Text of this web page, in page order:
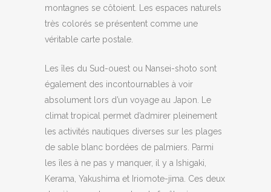
montagnes se côtoient. Les espaces naturels
très colorés se présentent comme une
véritable carte postale.
Les îles du Sud-ouest ou Nansei-shoto sont
également des incontournables à voir
absolument lors d’un voyage au Japon. Le
climat tropical permet d’admirer pleinement
les activités nautiques diverses sur les plages
de sable blanc bordées de palmiers. Parmi
les îles à ne pas y manquer, il y a Ishigaki,
Kerama, Yakushima et Iriomote-jima. Ces deux